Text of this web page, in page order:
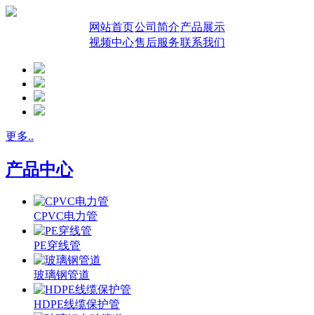
网站首页公司简介产品展示
视频中心售后服务联系我们
更多..
产品中心
CPVC电力管
PE穿线管
玻璃钢管道
HDPE线缆保护管